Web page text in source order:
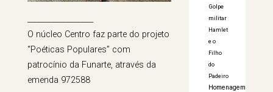
O núcleo Centro faz parte do projeto
“Poéticas Populares” com
patrocínio da Funarte, através da
emenda 972588
Golpe
militar
Hamlet
e o
Filho
do
Padeiro
Homenagem